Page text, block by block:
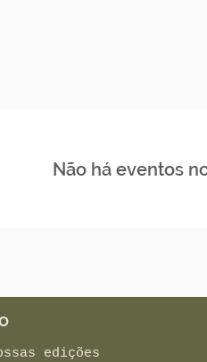
Não há eventos
edições